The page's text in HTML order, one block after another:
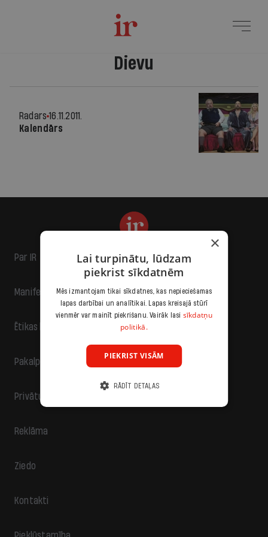
Dievu
Radars 16.11.2011.
Kalendārs
Par IR
Manifests
Ētikas kodekss
Pakalpojumu sniegšanas noteikumi
Privātuma politika
Reklāma
Ziedo
Kontakti
×
Lai turpinātu, lūdzam
piekrist sīkdatnēm
Mēs izmantojam tikai sīkdatnes, kas nepieciešamas
lapas darbībai un analītikai. Lapas kreisajā stūrī
vienmēr var mainīt piekrišanu. Vairāk lasi sīkdatņu
politikā.
PIEKRIST VISĀM
RĀDĪT DETAĻAS